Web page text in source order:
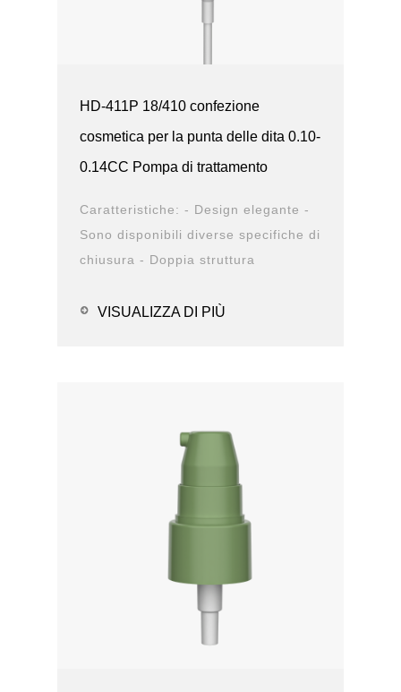
HD-411P 18/410 confezione
cosmetica per la punta delle dita 0.10-
0.14CC Pompa di trattamento
Caratteristiche: - Design elegante -
Sono disponibili diverse specifiche di
chiusura - Doppia struttura
Opzioni della ...
VISUALIZZA DI PIÙ